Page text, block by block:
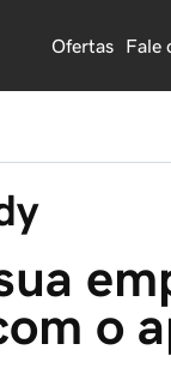
Ofertas Fale
o